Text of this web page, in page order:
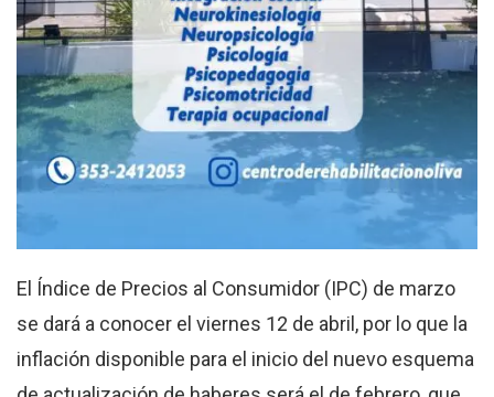
El Índice de Precios al Consumidor (IPC) de marzo
se dará a conocer el viernes 12 de abril, por lo que la
inflación disponible para el inicio del nuevo esquema